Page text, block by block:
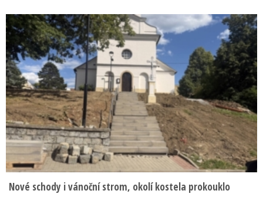
Nové schody i vánoční strom, okolí kostela prokouklo